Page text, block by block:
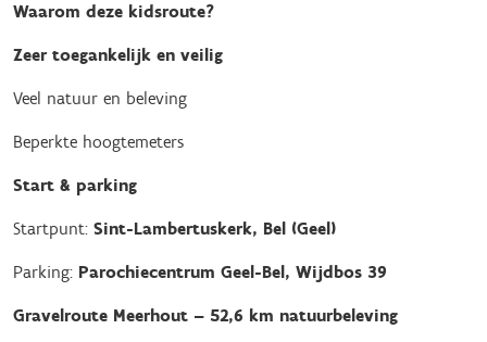
Waarom deze kidsroute?
Zeer toegankelijk en veilig
Veel natuur en beleving
Beperkte hoogtemeters
Start & parking
Startpunt: Sint-Lambertuskerk, Bel (Geel)
Parking: Parochiecentrum Geel-Bel, Wijdbos 39
Gravelroute Meerhout – 52,6 km natuurbeleving